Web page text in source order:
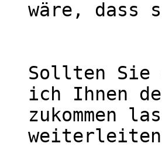
wäre, dass
Sollten Sie
ich Ihnen
zukommen
weiterleiten